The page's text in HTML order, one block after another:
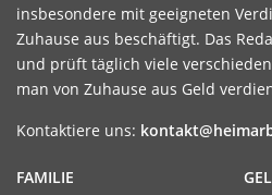
insbesondere mit geeigneten
Zuhause aus beschäftigt. Das
und prüft täglich viele
man von Zuhause aus Geld
Kontaktiere uns:
FAMILIE